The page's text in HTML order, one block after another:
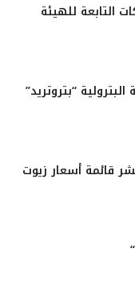
التابعة للهيئة
“بتروتريد”
قائمة أسعار زيوت